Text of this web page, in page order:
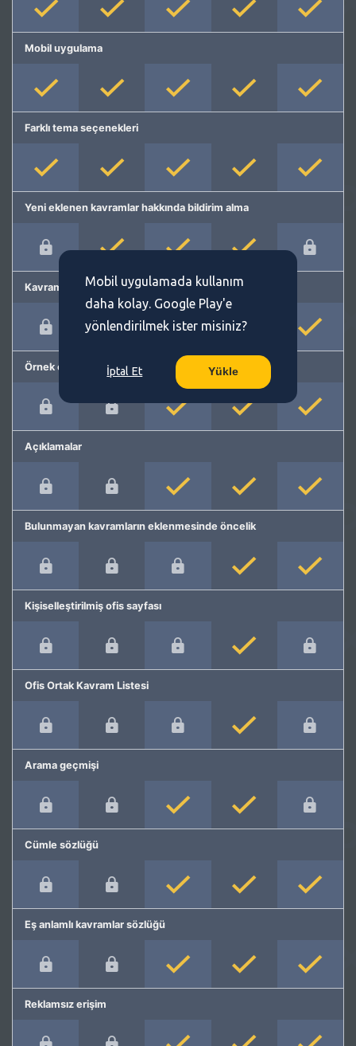
Mobil uygulama
Farklı tema seçenekleri
Yeni eklenen kavramlar hakkında bildirim alma
Kavram önerme
Örnek cümleler
Açıklamalar
Bulunmayan kavramların eklenmesinde öncelik
Kişiselleştirilmiş ofis sayfası
Ofis Ortak Kavram Listesi
Arama geçmişi
Cümle sözlüğü
Eş anlamlı kavramlar sözlüğü
Reklamsız erişim
Mobil uygulamada kullanım
daha kolay. Google Play'e
yönlendirilmek ister misiniz?
İptal Et Yükle